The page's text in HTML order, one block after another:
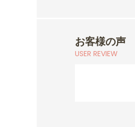
お客様の声
USER REVIEW